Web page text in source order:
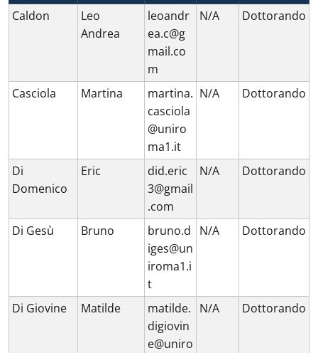
Caldon
Leo
Andrea
leoandr
ea.c@g
mail.co
m
N/A Dottorando
Casciola Martina
martina.
casciola
@uniro
ma1.it
N/A Dottorando
Di
Domenico
Eric
did.eric
3@gmail
.com
N/A Dottorando
Di Gesù Bruno
bruno.d
iges@un
iroma1.i
t
N/A Dottorando
Di Giovine Matilde
matilde.
digiovin
e@uniro
N/A Dottorando